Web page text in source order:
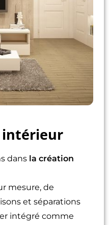
intérieur
dans la création
mesure, de
et séparations
intégré comme